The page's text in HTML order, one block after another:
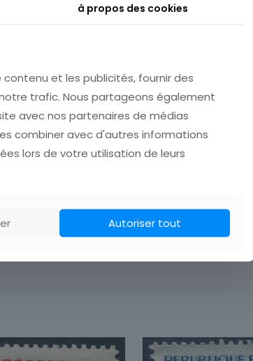
CROIX ROUGE
Vie quotidienne
France
à propos des cookies
contenu et les publicités, fournir des
trafic. Nous partageons également
avec nos partenaires de médias
combiner avec d'autres informations
lors de votre utilisation de leurs
Autoriser tout